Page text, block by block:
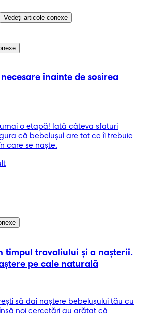
Vedeți articole conexe
înainte de sosirea
o etapă! Iată câteva sfaturi
că bebeluşul are tot ce îi trebuie
care se naşte.
timpul travaliului și a nașterii.
pe cale naturală
să dai naștere bebelușului tău cu
noi cercetări au arătat că